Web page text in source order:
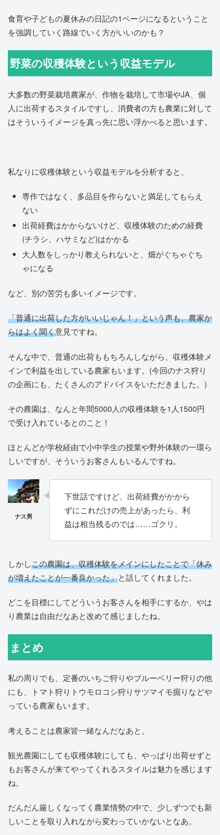
食育や子どもの夏休みの日記の1ページになるということ
を強調していく路線でいく方がいいのかも？
野菜の収穫体験という収益モデル
大多数の野菜栽培農家が、作物を栽培して市場やJA、個
人に出荷するスタイルですし、消費者の方も農業に対して
はそういうイメージを真っ先に思い浮かべると思います。
私なりに収穫体験という収益モデルを分析すると、
専作ではなく、多品目を作らないと満足してもらえ
ない
出荷経費はかからないけど、収穫体験のための経費
(チラシ、ハサミなど)はかかる
大人数をしっかり教えられないと、畑がぐちゃぐち
ゃになる
など、別の苦労も多いイメージです。
「普通に出荷した方がいいじゃん！」という声も、農家か
らはよく聞く意見ですね。
そんな中で、普通の出荷ももちろんしながら、収穫体験メ
インで利益を出している農家もいます。(今回のナス狩り
の企画にも、たくさんのアドバイスをいただきました。)
その農園は、なんと年間5000人の収穫体験を1人1500円
で受け入れているとのこと！
ほとんどが学校経由で小中学生の授業や野外体験の一環ら
しいですが、そういうお客さんもいるんですね。
下世話ですけど、出荷経費がかから
ずにこれだけの売上があったら、利
益は相当残るのでは……ゴクリ。
しかしこの農園は、収穫体験をメインにしたことで「休み
が増えたことが一番良かった」と話してくれました。
どこを目標にしてどういうお客さんを相手にするか、やは
り農業は自由だなあと改めて感じましたね。
まとめ
私の周りでも、定番のいちご狩りやブルーベリー狩りの他
にも、トマト狩りトウモロコシ狩りサツマイモ掘りなどや
っている農家もいます。
考えることは農家皆一緒なんだなあと。
観光農園にしても収穫体験にしても、やっぱり出荷せずと
もお客さんが来てやってくれるスタイルは魅力を感じます
ね。
だんだん厳しくなってく農業情勢の中で、少しずつでも新
しいことを取り入れながら変わっていかないとなあ。